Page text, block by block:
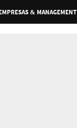
& MANAGEMENT